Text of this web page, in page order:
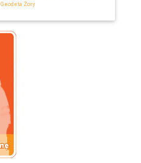
Geodeta Żory